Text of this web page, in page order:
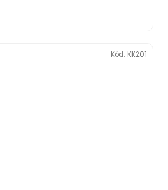
Kód: KK201